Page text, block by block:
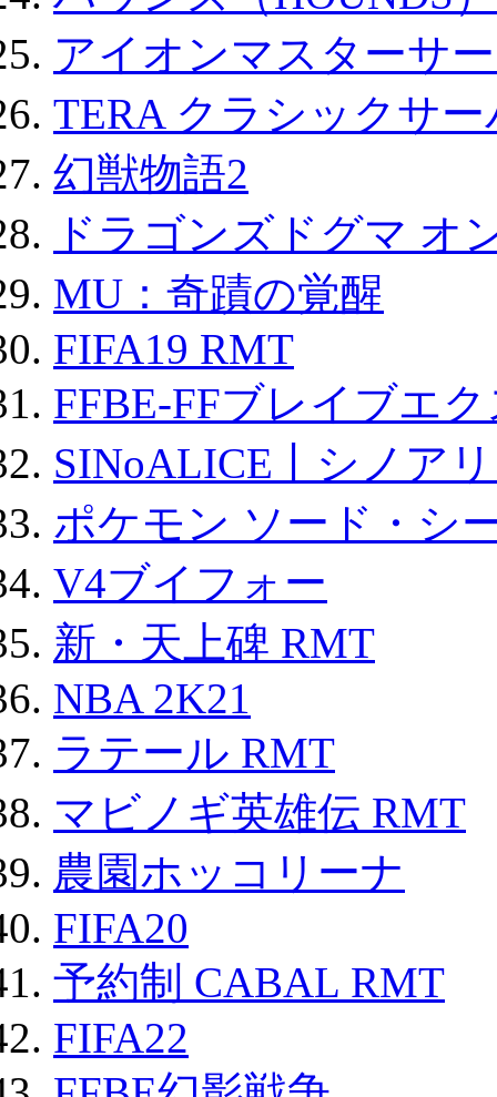
アイオンマスターサ
TERA クラシックサ
幻獣物語2
ドラゴンズドグマ オ
MU：奇蹟の覚醒
FIFA19 RMT
FFBE-FFブレイブエ
SINoALICE丨シノア
ポケモン ソード・シ
V4ブイフォー
新・天上碑 RMT
NBA 2K21
ラテール RMT
マビノギ英雄伝 RMT
農園ホッコリーナ
FIFA20
予約制 CABAL RMT
FIFA22